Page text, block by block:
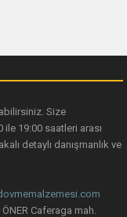
Size
19:00 saatleri arası
detaylı danışmanlık ve
Caferaga mah.